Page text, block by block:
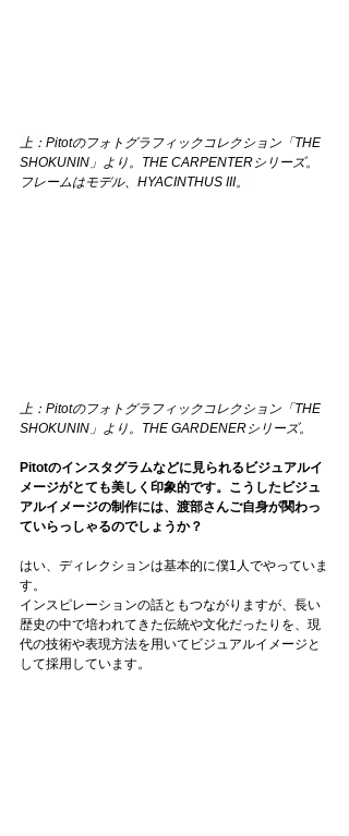
上： Pitotのフォトグラフィックコレクション「THE
SHOKUNIN」より。THE CARPENTERシリーズ。
フレームはモデル、HYACINTHUS III。
上： Pitotのフォトグラフィックコレクション「THE
SHOKUNIN」より。THE GARDENERシリーズ。
Pitotのインスタグラムなどに見られるビジュアルイ
メージがとても美しく印象的です。こうしたビジュ
アルイメージの制作には、渡部さんご自身が関わっ
ていらっしゃるのでしょうか？
はい、ディレクションは基本的に僕1人でやっていま
す。
インスピレーションの話ともつながりますが、長い
歴史の中で培われてきた伝統や文化だったりを、現
代の技術や表現方法を用いてビジュアルイメージと
して採用しています。